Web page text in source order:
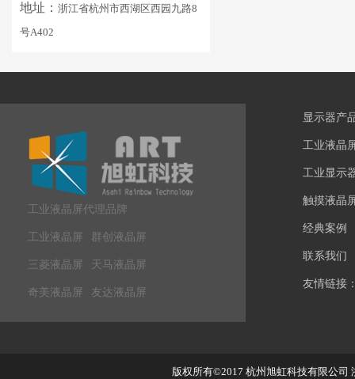
地址： 浙江省杭州市西湖区西园九路8
号A402
工业液晶屏代理品牌
工业液晶屏 群创液晶屏
三菱液晶屏 天马液晶屏
奇美液晶屏 友达液晶屏
显示器产
工业液晶
工业显示
触摸液晶
经典案例
联系我们
友情链接
版权所有©2017 杭州旭虹科技有限公司